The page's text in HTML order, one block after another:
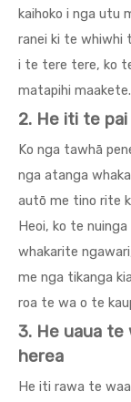
kaihoko i nga utu
ranei ki te whiwhi
i te tere tere, ko
matapihi maakete.
2. He iti te
Ko nga tawhā
nga atanga
autō me tino rite
Heoi, ko te
whakarite
me nga tikanga
roa te wa o te
3. He uaua te
herea
He iti rawa te